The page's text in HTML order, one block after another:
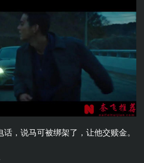
，说马可被绑架了，让他交赎金。